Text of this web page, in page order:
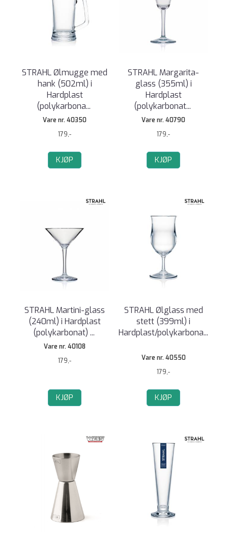
STRAHL Ølmugge med
hank (502ml) i
Hardplast
(polykarbona...
Vare nr. 40350
179,-
KJØP
STRAHL Margarita-
glass (355ml) i
Hardplast
(polykarbonat...
Vare nr. 40790
179,-
KJØP
STRAHL Martini-glass
(240ml) i Hardplast
(polykarbonat) ...
Vare nr. 40108
179,-
KJØP
STRAHL Ølglass med
stett (399ml) i
Hardplast/polykarbona...
Vare nr. 40550
179,-
KJØP